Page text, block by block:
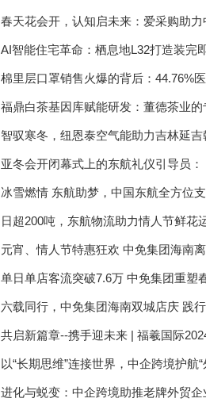
春天花会开，认知启未来：爱采购助
AI智能住宅革命：栖息地L32打造装完
棉里层口罩销售火爆的背后：44.76%
福鼎白茶基因库赋能研发：董德茶业
发）
智驭寒冬，纽恩泰空气能助力吉林延
亚冬会开闭幕式上的东航礼仪引导员
冰雪燃情 东航助梦，中国东航全方位
日超200吨，东航物流助力情人节鲜花
元宵、情人节特惠狂欢 中免集团海南
单日单店客流突破7.6万 中免集团重塑
六载同行，中免集团海南双城店庆 践
共启新篇章--携手迎未来 | 福羲国际
以“长期思维”连接世界，中企跨境护
进化与蜕变：中企跨境助推老牌外贸企